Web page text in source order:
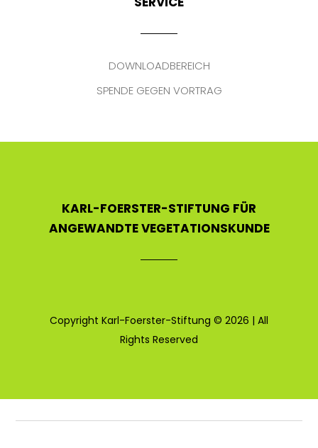
DOWNLOADBEREICH
SPENDE GEGEN VORTRAG
KARL-FOERSTER-STIFTUNG FÜR
ANGEWANDTE VEGETATIONSKUNDE
Copyright Karl-Foerster-Stiftung © 2026 | All
Rights Reserved